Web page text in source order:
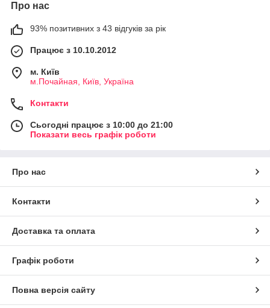
Про нас
93% позитивних з 43 відгуків за рік
Працює з 10.10.2012
м. Київ
м.Почайная, Київ, Україна
Контакти
Сьогодні працює з 10:00 до 21:00
Показати весь графік роботи
Про нас
Контакти
Доставка та оплата
Графік роботи
Повна версія сайту